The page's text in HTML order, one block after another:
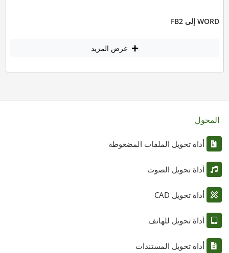
WORD إلى FB2
عرض المزيد
المحول
أداة تحويل الملفات المضغوطة
أداة تحويل الصوت
أداة تحويل CAD
أداة تحويل للهاتف
أداة تحويل المستندات